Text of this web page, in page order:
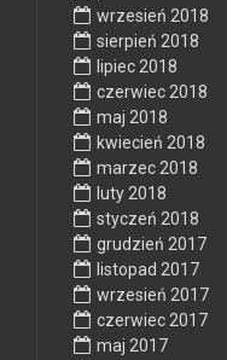
wrzesień 2018
sierpień 2018
lipiec 2018
czerwiec 2018
maj 2018
kwiecień 2018
marzec 2018
luty 2018
styczeń 2018
grudzień 2017
listopad 2017
wrzesień 2017
czerwiec 2017
maj 2017